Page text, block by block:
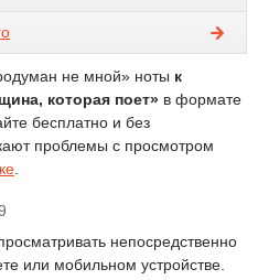
не мной» ноты к
которая поет» в формате
бесплатно и без
проблемы с просмотром
непосредственно
или мобильном устройстве.